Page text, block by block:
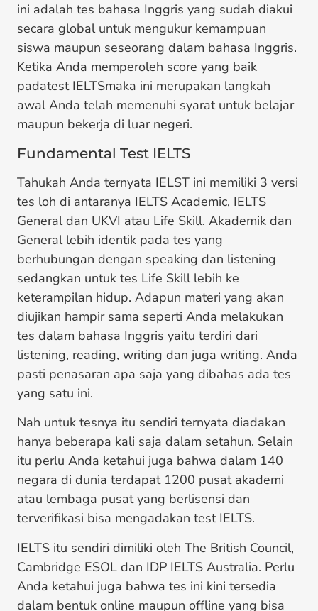
ini adalah tes bahasa Inggris yang sudah diakui
secara global untuk mengukur kemampuan
siswa maupun seseorang dalam bahasa Inggris.
Ketika Anda memperoleh score yang baik
padatest IELTSmaka ini merupakan langkah
awal Anda telah memenuhi syarat untuk belajar
maupun bekerja di luar negeri.
Fundamental Test IELTS
Tahukah Anda ternyata IELST ini memiliki 3 versi
tes loh di antaranya IELTS Academic, IELTS
General dan UKVI atau Life Skill. Akademik dan
General lebih identik pada tes yang
berhubungan dengan speaking dan listening
sedangkan untuk tes Life Skill lebih ke
keterampilan hidup. Adapun materi yang akan
diujikan hampir sama seperti Anda melakukan
tes dalam bahasa Inggris yaitu terdiri dari
listening, reading, writing dan juga writing. Anda
pasti penasaran apa saja yang dibahas ada tes
yang satu ini.
Nah untuk tesnya itu sendiri ternyata diadakan
hanya beberapa kali saja dalam setahun. Selain
itu perlu Anda ketahui juga bahwa dalam 140
negara di dunia terdapat 1200 pusat akademi
atau lembaga pusat yang berlisensi dan
terverifikasi bisa mengadakan test IELTS.
IELTS itu sendiri dimiliki oleh The British Council,
Cambridge ESOL dan IDP IELTS Australia. Perlu
Anda ketahui juga bahwa tes ini kini tersedia
dalam bentuk online maupun offline yang bisa